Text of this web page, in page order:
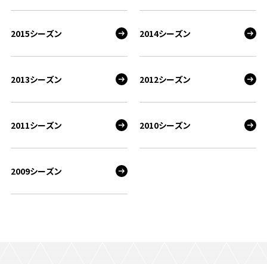
2015シーズン 2014シーズン
2013シーズン 2012シーズン
2011シーズン 2010シーズン
2009シーズン